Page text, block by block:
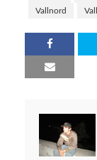
Vallnord